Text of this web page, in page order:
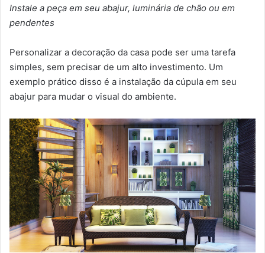
Instale a peça em seu abajur, luminária de chão ou em
pendentes
Personalizar a decoração da casa pode ser uma tarefa
simples, sem precisar de um alto investimento. Um
exemplo prático disso é a instalação da cúpula em seu
abajur para mudar o visual do ambiente.